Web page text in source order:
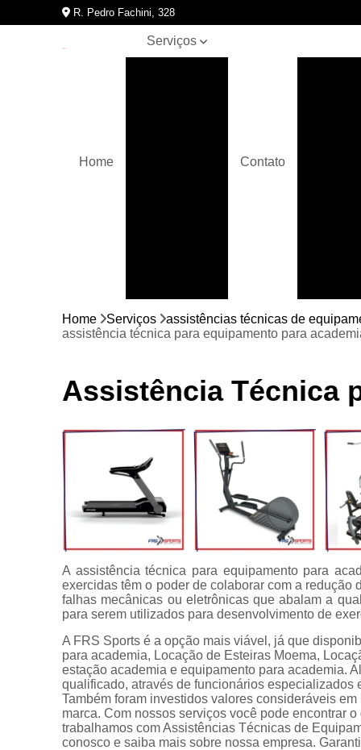
R. Pedro Fachini, 328
Home
Serviços
academia
Esteiras
movement
aparelhos
para
academia
Manutenção
equipamentos
de academia
Multi estação
Venda de
equipamentos
para
academia
Contato
Home Serviços assistências técnicas de
assistência técnica para equipamento para
Assistência Técnica
A assistência técnica para equipamento para
exercidas têm o poder de colaborar com a
falhas mecânicas ou eletrônicas que abalam a
para serem utilizados para desenvolvimento de
A FRS Sports é a opção mais viável, já que
para academia, Locação de Esteiras Moema,
estação academia e equipamento para academia.
qualificado, através de funcionários
Também foram investidos valores consideráveis
marca. Com nossos serviços você pode encontrar
trabalhamos com Assistências Técnicas de
conosco e saiba mais sobre nossa empresa.